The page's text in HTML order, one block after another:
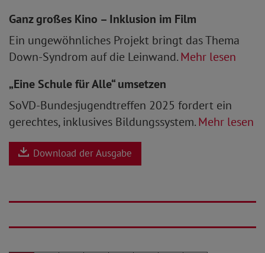
Ganz großes Kino – Inklusion im Film
Ein ungewöhnliches Projekt bringt das Thema
Down-Syndrom auf die Leinwand.Mehr lesen
„Eine Schule für Alle“ umsetzen
SoVD-Bundesjugendtreffen 2025 fordert ein
gerechtes, inklusives Bildungssystem.Mehr lesen
Download der Ausgabe